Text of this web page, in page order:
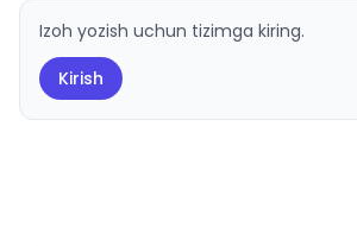
Izoh yozish uchun tizimga kiring.
Kirish